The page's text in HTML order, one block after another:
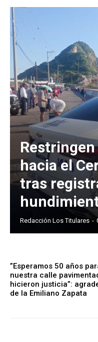
hacia el
tras
Redacción Los Titulares -
”Esperamos 50 años
nuestra calle
hicieron justicia”:
de la Emiliano Zapata